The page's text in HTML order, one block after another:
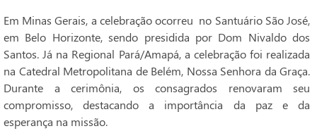
Em Minas Gerais, a celebração ocorreu no Santuário São José,
em Belo Horizonte, sendo presidida por Dom Nivaldo dos
Santos. Já na Regional Pará/Amapá, a celebração foi realizada
na Catedral Metropolitana de Belém, Nossa Senhora da Graça.
Durante a cerimônia, os consagrados renovaram seu
compromisso, destacando a importância da paz e da
esperança na missão.